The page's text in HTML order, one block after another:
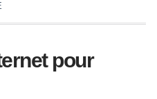
pour